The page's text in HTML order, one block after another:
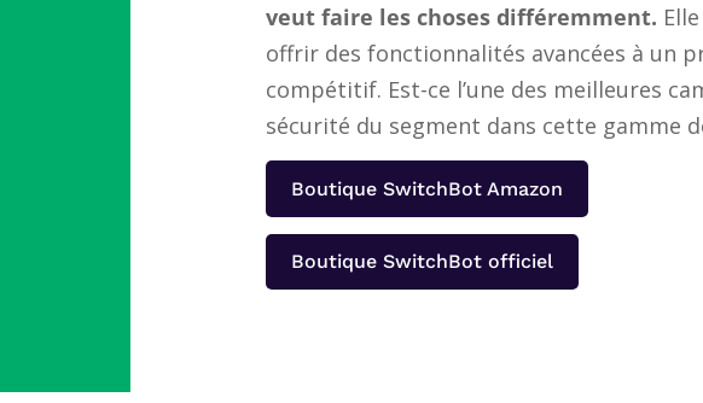
veut faire les choses différemment.
offrir des fonctionnalités avancées à un
compétitif. Est-ce l’une des meilleures
sécurité du segment dans cette gamme
Boutique SwitchBot Amazon
Boutique SwitchBot officiel